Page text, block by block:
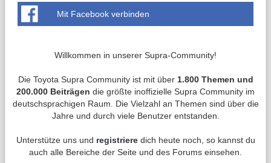
Mit Facebook verbinden
Willkommen in unserer Supra-Community!
Die Toyota Supra Community ist mit über 1.800 Themen und
200.000 Beiträgen die größte inoffizielle Supra Community im
deutschsprachigen Raum. Die Vielzahl an Themen sind über die
Jahre und durch viele Benutzer entstanden.
Unterstütze uns und registrieredich heute noch, so kannst du
auch alle Bereiche der Seite und des Forums einsehen.